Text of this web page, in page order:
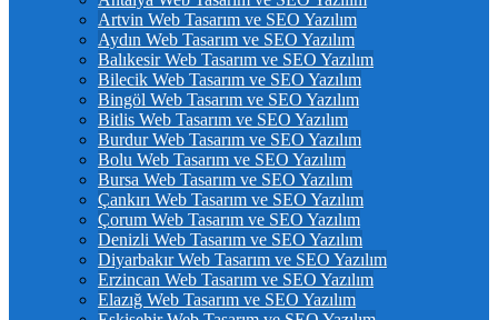
Artvin Web Tasarım ve SEO Yazılım
Aydın Web Tasarım ve SEO Yazılım
Balıkesir Web Tasarım ve SEO Yazılım
Bilecik Web Tasarım ve SEO Yazılım
Bingöl Web Tasarım ve SEO Yazılım
Bitlis Web Tasarım ve SEO Yazılım
Burdur Web Tasarım ve SEO Yazılım
Bolu Web Tasarım ve SEO Yazılım
Bursa Web Tasarım ve SEO Yazılım
Çankırı Web Tasarım ve SEO Yazılım
Çorum Web Tasarım ve SEO Yazılım
Denizli Web Tasarım ve SEO Yazılım
Diyarbakır Web Tasarım ve SEO Yazılım
Erzincan Web Tasarım ve SEO Yazılım
Elazığ Web Tasarım ve SEO Yazılım